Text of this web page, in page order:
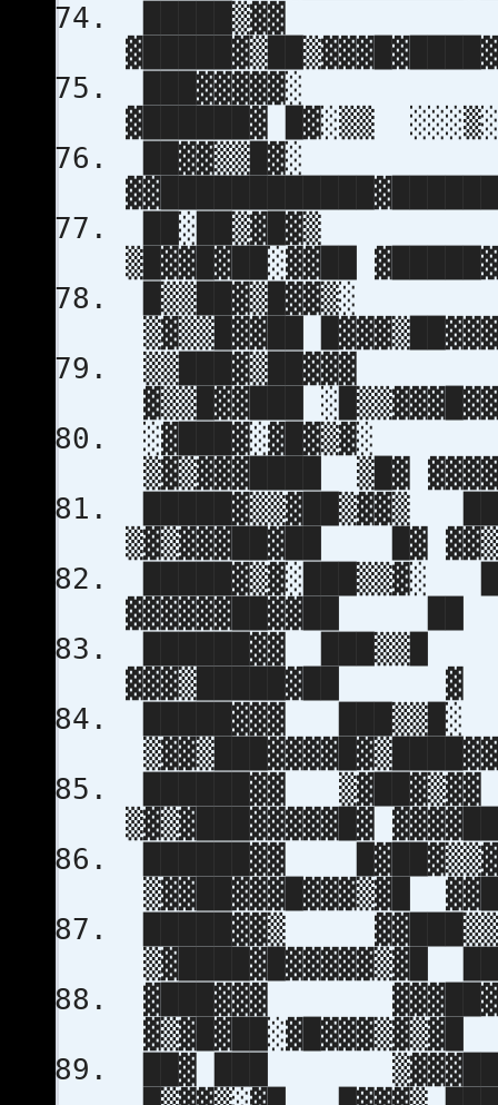
▓██████▓ █▓░▒▒
██▓▓▒▒█▓░
▒█▓▓█▓██░▓▓██
▒▓▒▒█▓▓██
▓▒▒█▓▓███
▒▓▒▓▓▓████ ▒█▓
█████▓▒▒▓██▒▓▓▒
▒▓▒▓▓▓██▓██ █▓
█████▓▒▓░███▒▒▓░
▓▓▓▓▓▓██▓▓██ ██
██████▓▓
▓▓▓▒█████▓██ ▓
█████▓▓▓
██████▓▓
▒▓▒▓███▓▓▓▓▓█▓
██████▓▓
▒▓▓██▓▓▓█▓▓▓▒▓█
█████▓▓▒
▒▓████▓█▓▓▓▓▓▒▓█
▓███▓▓▓
██▓ ███